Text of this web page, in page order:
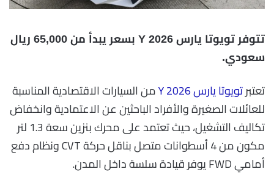
تتوفر تويوتا يارس Y 2026 بسعر يبدأ من 65,000 ريال
سعودي.
تعتبرتويوتا يارس Y 2026
من السيارات الاقتصادية المناسبة
للعائلات الصغيرة والأفراد الباحثين عن الاعتمادية وانخفاض
تكاليف التشغيل، حيث تعتمد على محرك بنزين سعة 1.3 لتر
مكون من 4 أسطوانات متصل بناقل حركة CVT ونظام دفع
أمامي FWD يوفر قيادة سلسة داخل المدن.